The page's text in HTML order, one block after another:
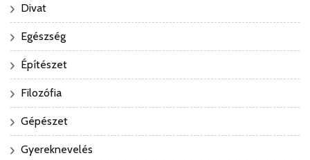
Divat
Egészség
Építészet
Filozófia
Gépészet
Gyereknevelés